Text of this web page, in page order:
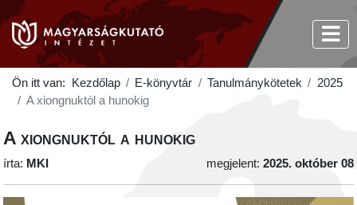
Ön itt van: Kezdőlap E-könyvtár Tanulmánykötetek
2025
A xiongnuktól a hunokig
A xiongnuktól a hunokig
írta: MKI megjelent: 2025. október 08